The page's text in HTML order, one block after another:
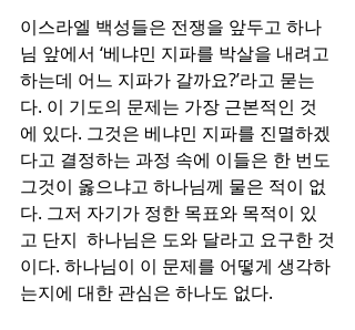
이스라엘 백성들은 전쟁을 앞두고 하나
님 앞에서 ‘베냐민 지파를 박살을 내려고
하는데 어느 지파가 갈까요?’라고 묻는
다. 이 기도의 문제는 가장 근본적인 것
에 있다. 그것은 베냐민 지파를 진멸하겠
다고 결정하는 과정 속에 이들은 한 번도
그것이 옳으냐고 하나님께 물은 적이 없
다. 그저 자기가 정한 목표와 목적이 있
고 단지  하나님은 도와 달라고 요구한 것
이다. 하나님이 이 문제를 어떻게 생각하
는지에 대한 관심은 하나도 없다.